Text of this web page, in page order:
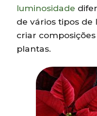
luminosidade
de vários tipos
criar
plantas.